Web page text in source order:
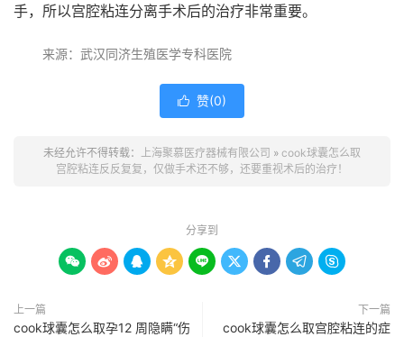
手，所以宫腔粘连分离手术后的治疗非常重要。
来源：武汉同济生殖医学专科医院
 赞(0)
未经允许不得转载： 上海聚慕医疗器械有限公司 » cook球囊怎么取
宫腔粘连反反复复，仅做手术还不够，还要重视术后的治疗！
分享到
        
上一篇
cook球囊怎么取孕12 周隐瞒“伤
下一篇
cook球囊怎么取宫腔粘连的症